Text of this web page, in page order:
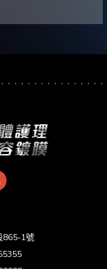
865-1號